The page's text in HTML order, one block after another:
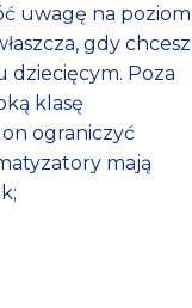
uwagę na poziom
gdy chcesz
dziecięcym. Poza
klasę
ograniczyć
mają